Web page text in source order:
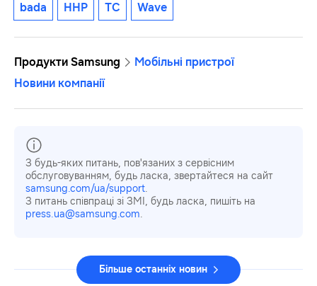
bada HHP TC Wave
Продукти Samsung
Мобільні пристрої
Новини компанії
З будь-яких питань, пов'язаних з сервісним
обслуговуванням, будь ласка, звертайтеся на сайт
samsung.com/ua/support.
З питань співпраці зі ЗМІ, будь ласка, пишіть на
press.ua@samsung.com.
Більше останніх новин